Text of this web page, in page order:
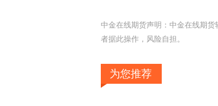
中金在线期货声明：中金在线期
者据此操作，风险自担。
为您推荐